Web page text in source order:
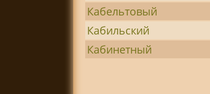
Кабельтовый
Кабильский
Кабинетный